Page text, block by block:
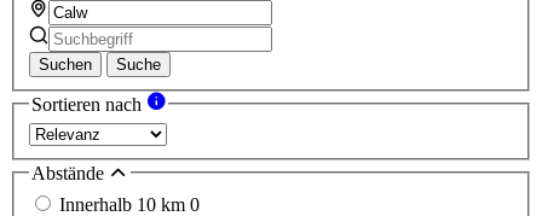
Suchen Suche
Sortieren nach
Abstände
Innerhalb 10 km 0